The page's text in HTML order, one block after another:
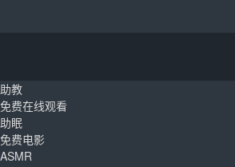
助教
免费在线观看
助眠
免费电影
ASMR